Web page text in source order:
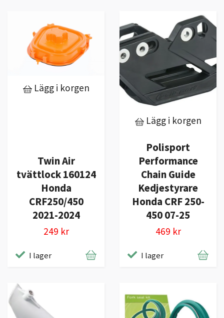
Lägg i korgen
Twin Air
tvättlock 160124
Honda
CRF250/450
2021-2024
249 kr
I lager
Lägg i korgen
Polisport
Performance
Chain Guide
Kedjestyrare
Honda CRF 250-
450 07-25
469 kr
I lager